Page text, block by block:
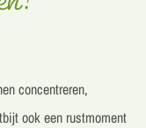
concentreren,
ook een rustmoment